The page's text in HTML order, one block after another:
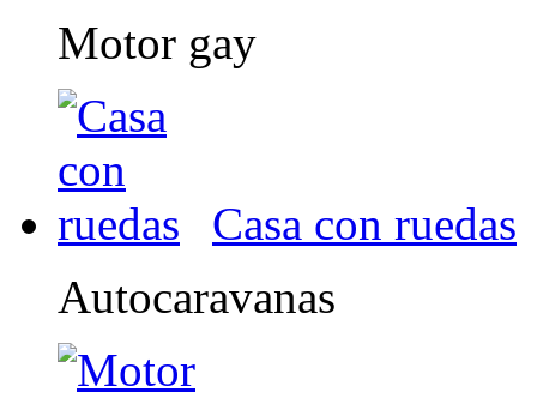
Motor gay
Casa con ruedas
Autocaravanas